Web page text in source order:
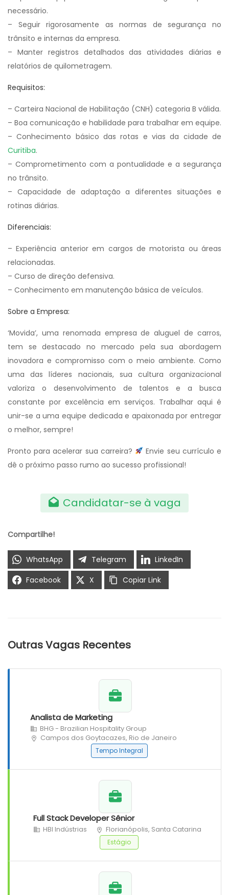
necessário.
– Seguir rigorosamente as normas de segurança no
trânsito e internas da empresa.
– Manter registros detalhados das atividades diárias e
relatórios de quilometragem.
Requisitos:
– Carteira Nacional de Habilitação (CNH) categoria B válida.
– Boa comunicação e habilidade para trabalhar em equipe.
– Conhecimento básico das rotas e vias da cidade de
Curitiba.
– Comprometimento com a pontualidade e a segurança
no trânsito.
– Capacidade de adaptação a diferentes situações e
rotinas diárias.
Diferenciais:
– Experiência anterior em cargos de motorista ou áreas
relacionadas.
– Curso de direção defensiva.
– Conhecimento em manutenção básica de veículos.
Sobre a Empresa:
‘Movida’, uma renomada empresa de aluguel de carros,
tem se destacado no mercado pela sua abordagem
inovadora e compromisso com o meio ambiente. Como
uma das líderes nacionais, sua cultura organizacional
valoriza o desenvolvimento de talentos e a busca
constante por excelência em serviços. Trabalhar aqui é
unir-se a uma equipe dedicada e apaixonada por entregar
o melhor, sempre!
Pronto para acelerar sua carreira?
Envie seu currículo e
dê o próximo passo rumo ao sucesso profissional!
Candidatar-se à vaga
Compartilhe!
WhatsApp Telegram
LinkedIn
Facebook
X Copiar Link
Outras Vagas Recentes
Analista de Marketing
BHG - Brazilian Hospitality Group
Campos dos Goytacazes, Rio de Janeiro
Tempo Integral
Full Stack Developer Sênior
HBI Indústrias Florianópolis, Santa Catarina
Estágio